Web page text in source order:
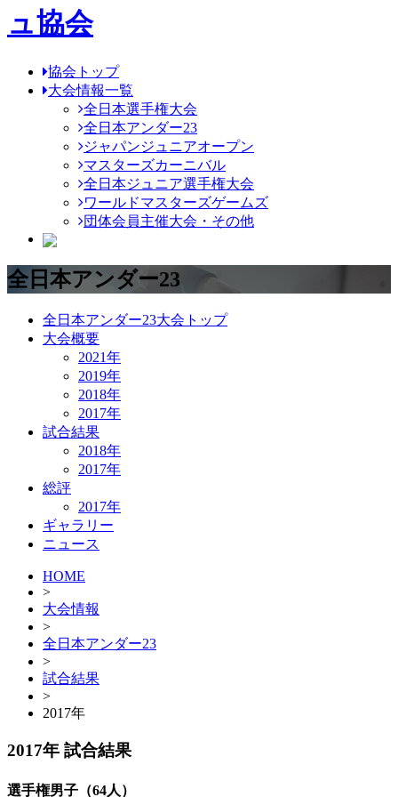
協会トップ
大会情報一覧
全日本選手権大会
全日本アンダー23
ジャパンジュニアオープン
マスターズカーニバル
全日本ジュニア選手権大会
ワールドマスターズゲームズ
団体会員主催大会・その他
全日本アンダー23
全日本アンダー23大会トップ
大会概要
2021年
2019年
2018年
2017年
試合結果
2018年
2017年
総評
2017年
ギャラリー
ニュース
HOME
>
大会情報
>
全日本アンダー23
>
試合結果
>
2017年
2017年 試合結果
選手権男子（64人）